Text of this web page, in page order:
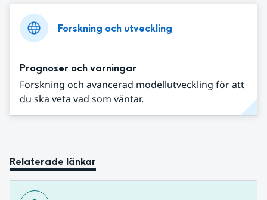
Forskning och utveckling
Prognoser och varningar
Forskning och avancerad modellutveckling för att
du ska veta vad som väntar.
Relaterade länkar